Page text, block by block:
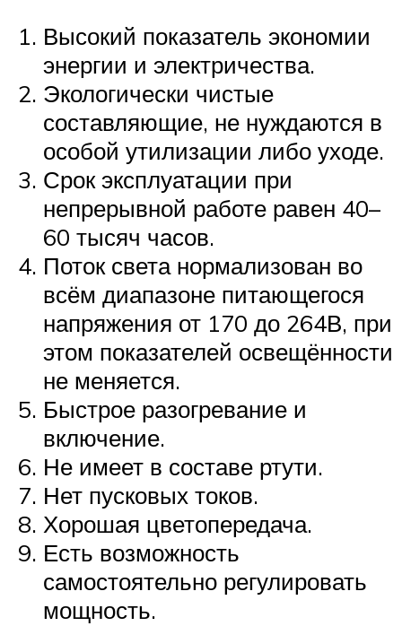
Высокий показатель экономии
энергии и электричества.
Экологически чистые
составляющие, не нуждаются в
особой утилизации либо уходе.
Срок эксплуатации при
непрерывной работе равен 40–
60 тысяч часов.
Поток света нормализован во
всём диапазоне питающегося
напряжения от 170 до 264В, при
этом показателей освещённости
не меняется.
Быстрое разогревание и
включение.
Не имеет в составе ртути.
Нет пусковых токов.
Хорошая цветопередача.
Есть возможность
самостоятельно регулировать
мощность.